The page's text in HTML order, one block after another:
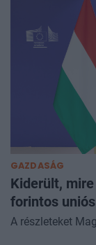
GAZDASÁG
Kiderült,
forintos
A részleteket